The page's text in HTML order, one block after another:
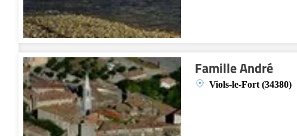
Famille André
Viols-le-Fort (34380)